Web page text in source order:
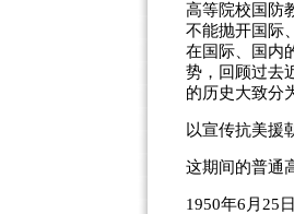
高等院校国防
不能抛开国际
在国际、国内
势，回顾过去
的历史大致分
以宣传抗美援
这期间的普通
1950年6月25